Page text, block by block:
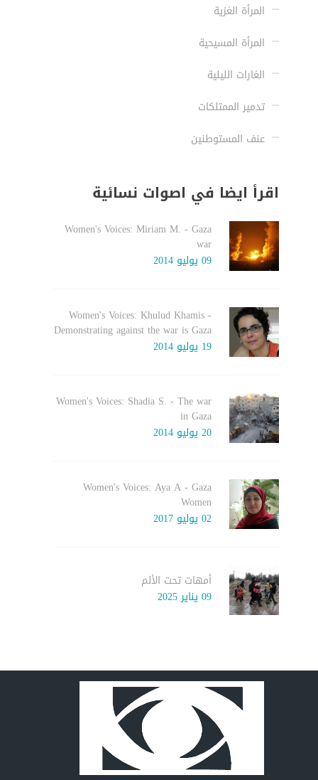
المرأة الغزية
المرأة المسيحية
الغارات الليلية
تدمير الممتلكات
عنف المستوطنين
اقرأ ايضا في اصوات نسائية
Women's Voices: Miriam M. - Gaza
war
09 يوليو 2014
Women's Voices: Khulud Khamis -
Demonstrating against the war is Gaza
19 يوليو 2014
Women's Voices: Shadia S. - The war
in Gaza
20 يوليو 2014
Women's Voices: Aya A - Gaza
Women
02 يوليو 2017
أمهات تحت الألم
09 يناير 2025